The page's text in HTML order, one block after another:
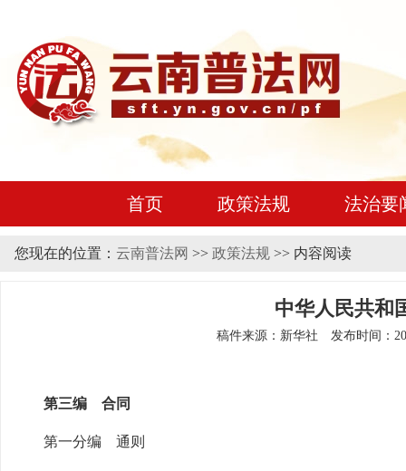
首页 政策法规 法治要
您现在的位置： 云南普法网 >> 政策法规 >> 内容阅读
中华人民共和
稿件来源：新华社 发布时间：
第三编 合同
第一分编 通则